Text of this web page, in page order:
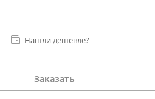
Нашли дешевле?
Заказать